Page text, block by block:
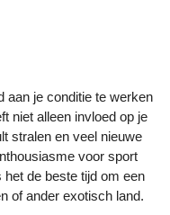
aan je conditie te werken
niet alleen invloed op je
stralen en veel nieuwe
voor sport
de beste tijd om een
of ander exotisch land.